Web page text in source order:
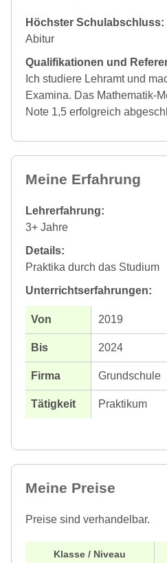
Höchster Schulabschluss:
Abitur
Qualifikationen und
Ich studiere Lehramt und
Examina. Das Mathematik-
Note 1,5 erfolgreich
Meine Erfahrung
Lehrerfahrung:
3+ Jahre
Details:
Praktika durch das Studium
Unterrichtserfahrungen:
2019
2024
Grundschule
Praktikum
Meine Preise
Preise sind verhandelbar.
Klasse / Niveau